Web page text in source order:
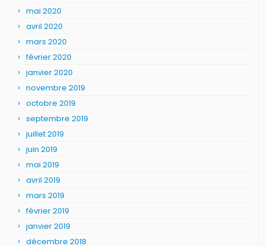
mai 2020
avril 2020
mars 2020
février 2020
janvier 2020
novembre 2019
octobre 2019
septembre 2019
juillet 2019
juin 2019
mai 2019
avril 2019
mars 2019
février 2019
janvier 2019
décembre 2018